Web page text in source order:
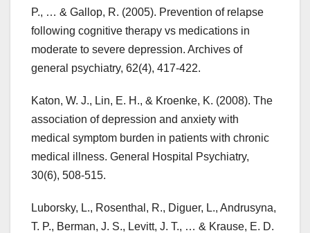
P., … & Gallop, R. (2005). Prevention of relapse
following cognitive therapy vs medications in
moderate to severe depression. Archives of
general psychiatry, 62(4), 417-422.
Katon, W. J., Lin, E. H., & Kroenke, K. (2008). The
association of depression and anxiety with
medical symptom burden in patients with chronic
medical illness. General Hospital Psychiatry,
30(6), 508-515.
Luborsky, L., Rosenthal, R., Diguer, L., Andrusyna,
T. P., Berman, J. S., Levitt, J. T., … & Krause, E. D.